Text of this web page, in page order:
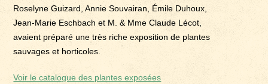
Roselyne Guizard, Annie Souvairan, Émile Duhoux,
Jean-Marie Eschbach et M. & Mme Claude Lécot,
avaient préparé une très riche exposition de plantes
sauvages et horticoles.
Voir le catalogue des plantes exposées